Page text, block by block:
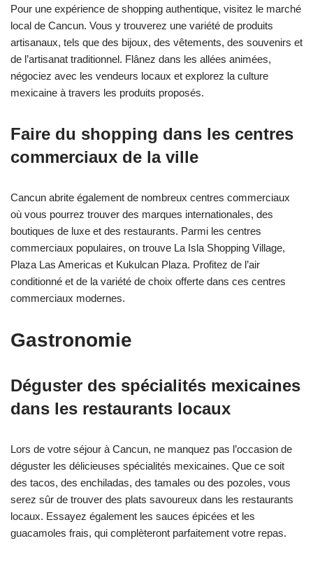
Pour une expérience de shopping authentique, visitez le marché
local de Cancun. Vous y trouverez une variété de produits
artisanaux, tels que des bijoux, des vêtements, des souvenirs et
de l’artisanat traditionnel. Flânez dans les allées animées,
négociez avec les vendeurs locaux et explorez la culture
mexicaine à travers les produits proposés.
Faire du shopping dans les centres
commerciaux de la ville
Cancun abrite également de nombreux centres commerciaux
où vous pourrez trouver des marques internationales, des
boutiques de luxe et des restaurants. Parmi les centres
commerciaux populaires, on trouve La Isla Shopping Village,
Plaza Las Americas et Kukulcan Plaza. Profitez de l’air
conditionné et de la variété de choix offerte dans ces centres
commerciaux modernes.
Gastronomie
Déguster des spécialités mexicaines
dans les restaurants locaux
Lors de votre séjour à Cancun, ne manquez pas l’occasion de
déguster les délicieuses spécialités mexicaines. Que ce soit
des tacos, des enchiladas, des tamales ou des pozoles, vous
serez sûr de trouver des plats savoureux dans les restaurants
locaux. Essayez également les sauces épicées et les
guacamoles frais, qui complèteront parfaitement votre repas.